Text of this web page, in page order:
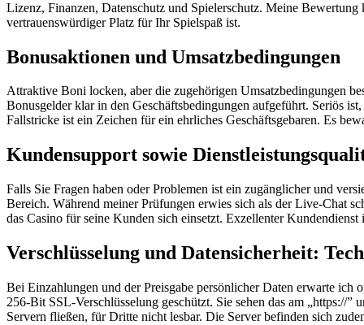
Lizenz, Finanzen, Datenschutz und Spielerschutz. Meine
vertrauenswürdiger Platz für Ihr Spielspaß ist.
Bonusaktionen und Umsatzbedingungen
Attraktive Boni locken, aber die zugehörigen Umsatzbedingungen
Bonusgelder klar in den Geschäftsbedingungen aufgeführt. Seriös
Fallstricke ist ein Zeichen für ein ehrliches Geschäftsgebaren. Es
Kundensupport sowie
Falls Sie Fragen haben oder Problemen ist ein zugänglicher und
Bereich. Während meiner Prüfungen erwies sich als der Live-Chat
das Casino für seine Kunden sich einsetzt. Exzellenter
Verschlüsselung und Datensicherheit:
Bei Einzahlungen und der Preisgabe persönlicher Daten erwarte
256-Bit SSL-Verschlüsselung geschützt. Sie sehen das am „https://
Servern fließen, für Dritte nicht lesbar. Die Server befinden sich